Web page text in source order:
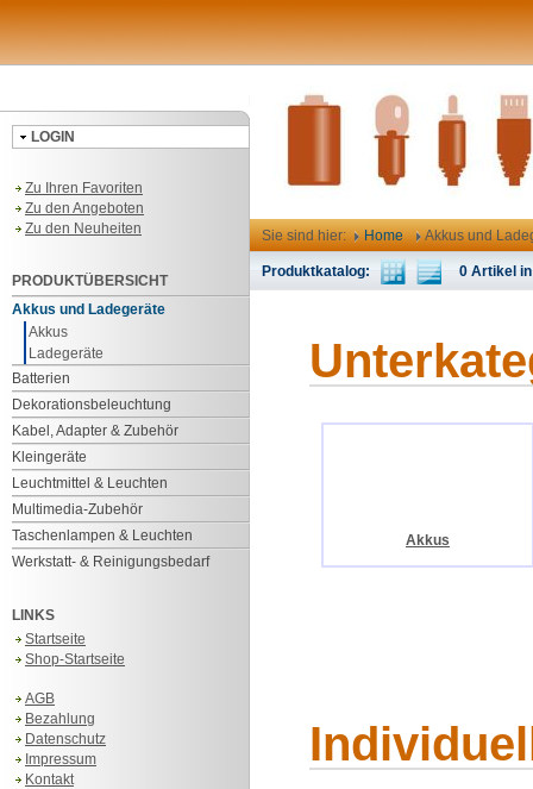
LOGIN
Zu Ihren Favoriten
Zu den Angeboten
Zu den Neuheiten
PRODUKTÜBERSICHT
Akkus und Ladegeräte
Akkus
Ladegeräte
Batterien
Dekorationsbeleuchtung
Kabel, Adapter & Zubehör
Kleingeräte
Leuchtmittel & Leuchten
Multimedia-Zubehör
Taschenlampen & Leuchten
Werkstatt- & Reinigungsbedarf
LINKS
Startseite
Shop-Startseite
AGB
Bezahlung
Datenschutz
Impressum
Kontakt
Sie sind hier: Home Akkus und
Produktkatalog: 0 Artikel in
Akkus